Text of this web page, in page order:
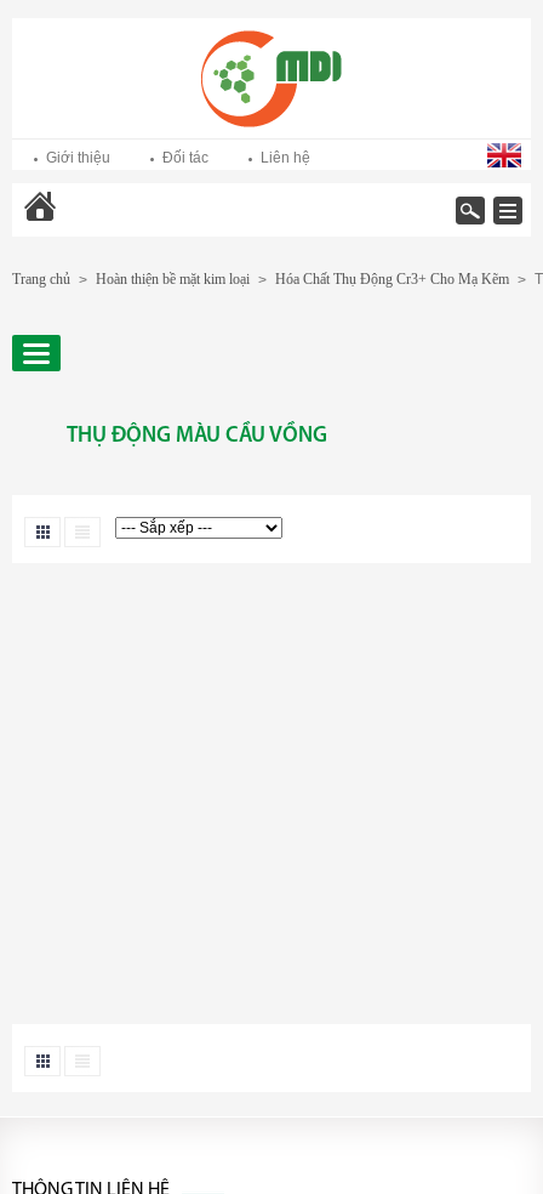
Giới thiệu Đối tác Liên hệ
Trang chủ > Hoàn thiện bề mặt kim loại > Hóa Chất Thụ Động Cr3+ Cho Mạ Kẽm >
THỤ ĐỘNG MÀU CẦU VỒNG